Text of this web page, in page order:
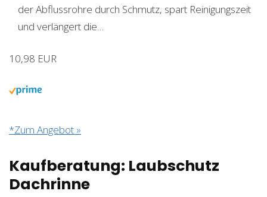
der Abflussrohre durch Schmutz, spart Reinigungszeit
und verlängert die…
10,98 EUR
*Zum Angebot »
Kaufberatung: Laubschutz
Dachrinne